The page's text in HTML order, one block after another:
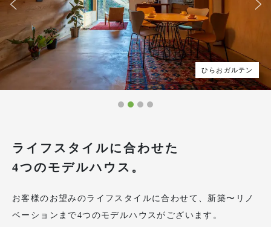
ひらおガルテン
ライフスタイルに合わせた
4つのモデルハウス。
お客様のお望みのライフスタイルに合わせて、新築〜リノ
ベーションまで4つのモデルハウスがございます。